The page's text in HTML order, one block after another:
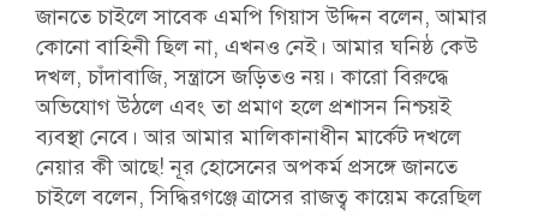
জানতে চাইলে সাবেক এমপি গিয়াস উদ্দিন বলেন, আমার
কোনো বাহিনী ছিল না, এখনও নেই। আমার ঘনিষ্ঠ কেউ
দখল, চাঁদাবাজি, সন্ত্রাসে জড়িতও নয়। কারো বিরুদ্ধে
অভিযোগ উঠলে এবং তা প্রমাণ হলে প্রশাসন নিশ্চয়ই
ব্যবস্থা নেবে। আর আমার মালিকানাধীন মার্কেট দখলে
নেয়ার কী আছে! নূর হোসেনের অপকর্ম প্রসঙ্গে জানতে
চাইলে বলেন, সিদ্ধিরগঞ্জে ত্রাসের রাজত্ব কায়েম করেছিল